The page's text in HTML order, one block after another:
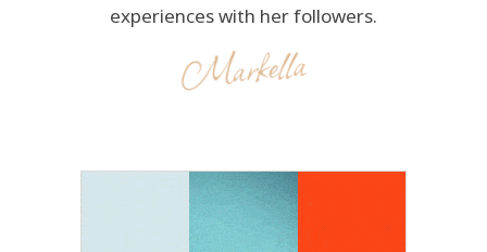
experiences with her followers.